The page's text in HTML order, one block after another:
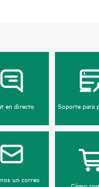
en directo Soporte para
un correo
Cómo